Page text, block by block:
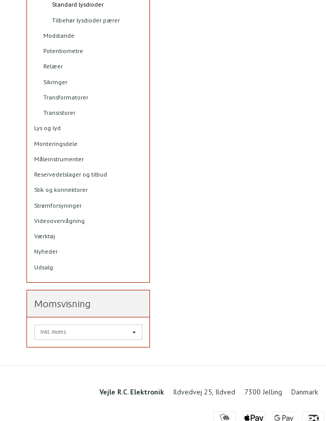
Standard lysdioder
Tilbehør lysdioder pærer
Modstande
Potentiometre
Relæer
Sikringer
Transformatorer
Transistorer
Lys og lyd
Monteringsdele
Måleinstrumenter
Reservedelslager og tilbud
Stik og konnektorer
Strømforsyninger
Videoovervågning
Værktøj
Nyheder
Udsalg
Momsvisning
Vejle R.C. Elektronik Ildvedvej 25, Ildved 7300 Jelling Danmark